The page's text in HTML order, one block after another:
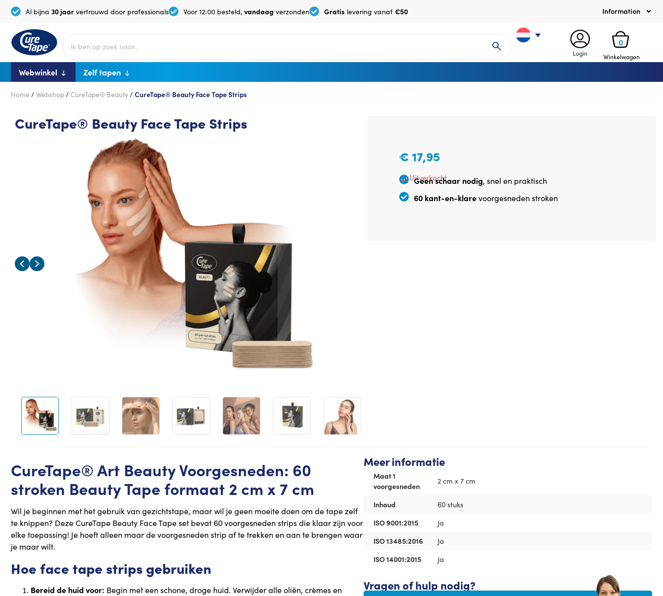
Al bijna 30 jaar vertrouwd door professionals Voor 12:00 besteld, vandaag verzonden Gratis levering vanaf €50 Information
Login
0
Winkelwagen
Webwinkel Zelf tapen
Home / Webshop/ CureTape® Beauty/ CureTape® Beauty Face Tape Strips
CureTape® Beauty Face Tape Strips
€ 17,95
Uitverkocht
Geen schaar nodig, snel en praktisch
60 kant-en-klarevoorgesneden stroken
CureTape® Art Beauty Voorgesneden: 60
stroken Beauty Tape formaat 2 cm x 7 cm
Wil je beginnen met het gebruik van gezichtstape, maar wil je geen moeite doen om de tape zelf
te knippen? Deze CureTape Beauty Face Tape set bevat 60 voorgesneden strips die klaar zijn voor
elke toepassing! Je hoeft alleen maar de voorgesneden strip af te trekken en aan te brengen waar
je maar wilt.
Hoe face tape strips gebruiken
Bereid de huid voor: Begin met een schone, droge huid. Verwijder alle oliën, crèmes en
Meer informatie
Maat 1
voorgesneden
2 cm x 7 cm
Inhoud
60 stuks
ISO 9001:2015
Ja
ISO 13485:2016
Ja
ISO 14001:2015
Ja
Vragen of hulp nodig?